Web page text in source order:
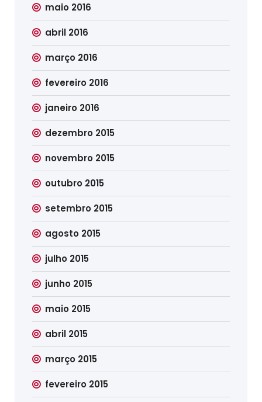
maio 2016
abril 2016
março 2016
fevereiro 2016
janeiro 2016
dezembro 2015
novembro 2015
outubro 2015
setembro 2015
agosto 2015
julho 2015
junho 2015
maio 2015
abril 2015
março 2015
fevereiro 2015